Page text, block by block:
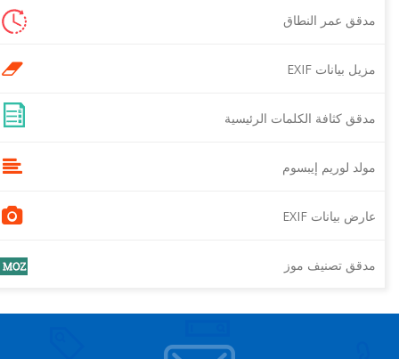
مدقق عمر النطاق
مزيل بيانات EXIF
مدقق كثافة الكلمات الرئيسية
مولد لوريم إيبسوم
عارض بيانات EXIF
مدقق تصنيف موز